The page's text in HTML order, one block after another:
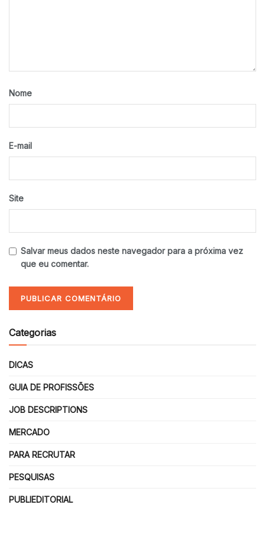
Nome
E-mail
Site
Salvar meus dados neste navegador para a próxima vez
que eu comentar.
Categorias
DICAS
GUIA DE PROFISSÕES
JOB DESCRIPTIONS
MERCADO
PARA RECRUTAR
PESQUISAS
PUBLIEDITORIAL